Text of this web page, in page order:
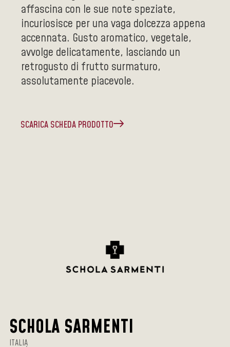
affascina con le sue note speziate,
incuriosisce per una vaga dolcezza appena
accennata. Gusto aromatico, vegetale,
avvolge delicatamente, lasciando un
retrogusto di frutto surmaturo,
assolutamente piacevole.
SCARICA SCHEDA PRODOTTO
SCHOLA SARMENTI
ITALIA